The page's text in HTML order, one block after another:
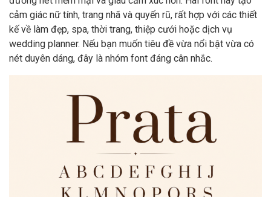
cảm giác nữ tính, trang nhã và quyến rũ, rất hợp với các thiết
kế về làm đẹp, spa, thời trang, thiệp cưới hoặc dịch vụ
wedding planner. Nếu bạn muốn tiêu đề vừa nổi bật vừa có
nét duyên dáng, đây là nhóm font đáng cân nhắc.